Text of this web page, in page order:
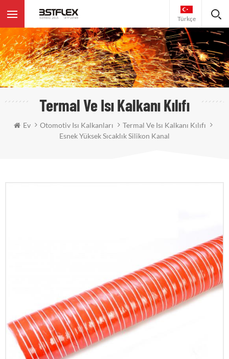
Türkçe
Termal Ve Isı Kalkanı Kılıfı
Ev Otomotiv Isı Kalkanları
Termal Ve Isı Kalkanı Kılıfı
Esnek Yüksek Sıcaklık Silikon Kanal